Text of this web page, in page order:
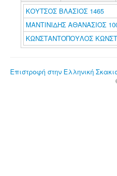
ΚΟΥΤΣΟΣ ΒΛΑΣΙΟΣ 1465
ΜΑΝΤΙΝΙΔΗΣ ΑΘΑΝΑΣΙΟΣ
ΚΩΝΣΤΑΝΤΟΠΟΥΛΟΣ
Επιστροφή στην Ελληνική